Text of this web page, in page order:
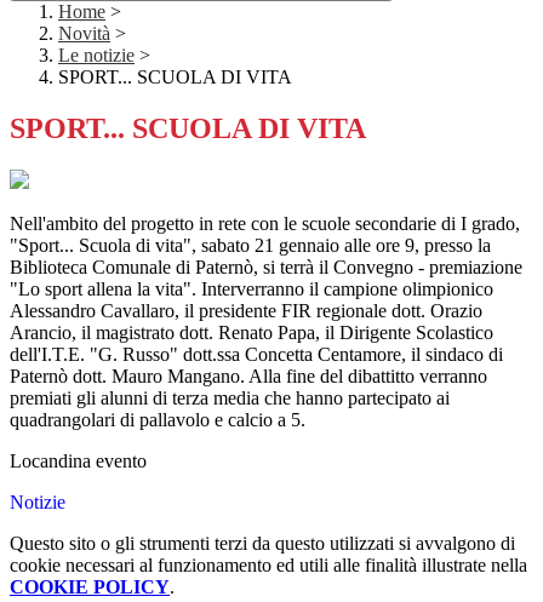
Home >
Novità >
Le notizie >
SPORT... SCUOLA DI VITA
SPORT... SCUOLA DI VITA
Nell'ambito del progetto in rete con le scuole secondarie di I grado,
"Sport... Scuola di vita", sabato 21 gennaio alle ore 9, presso la
Biblioteca Comunale di Paternò, si terrà il Convegno - premiazione
"Lo sport allena la vita". Interverranno il campione olimpionico
Alessandro Cavallaro, il presidente FIR regionale dott. Orazio
Arancio, il magistrato dott. Renato Papa, il Dirigente Scolastico
dell'I.T.E. "G. Russo" dott.ssa Concetta Centamore, il sindaco di
Paternò dott. Mauro Mangano. Alla fine del dibattitto verranno
premiati gli alunni di terza media che hanno partecipato ai
quadrangolari di pallavolo e calcio a 5.
Locandina evento
Notizie
Questo sito o gli strumenti terzi da questo utilizzati si avvalgono di
cookie necessari al funzionamento ed utili alle finalità illustrate nella
COOKIE POLICY.